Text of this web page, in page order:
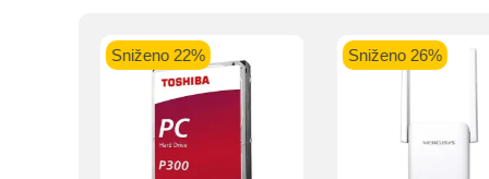
Sniženo 22% Sniženo 26%